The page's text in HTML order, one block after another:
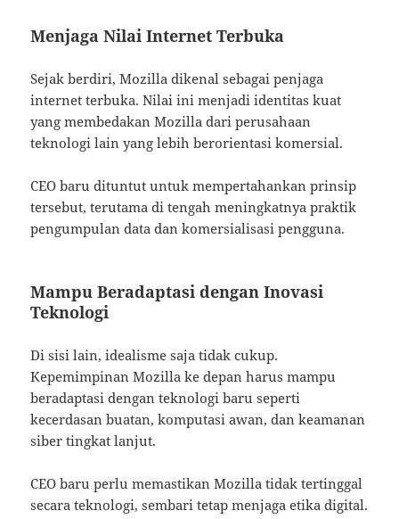
Menjaga Nilai Internet Terbuka
Sejak berdiri, Mozilla dikenal sebagai penjaga
internet terbuka. Nilai ini menjadi identitas kuat
yang membedakan Mozilla dari perusahaan
teknologi lain yang lebih berorientasi komersial.
CEO baru dituntut untuk mempertahankan prinsip
tersebut, terutama di tengah meningkatnya praktik
pengumpulan data dan komersialisasi pengguna.
Mampu Beradaptasi dengan Inovasi
Teknologi
Di sisi lain, idealisme saja tidak cukup.
Kepemimpinan Mozilla ke depan harus mampu
beradaptasi dengan teknologi baru seperti
kecerdasan buatan, komputasi awan, dan keamanan
siber tingkat lanjut.
CEO baru perlu memastikan Mozilla tidak tertinggal
secara teknologi, sembari tetap menjaga etika digital.